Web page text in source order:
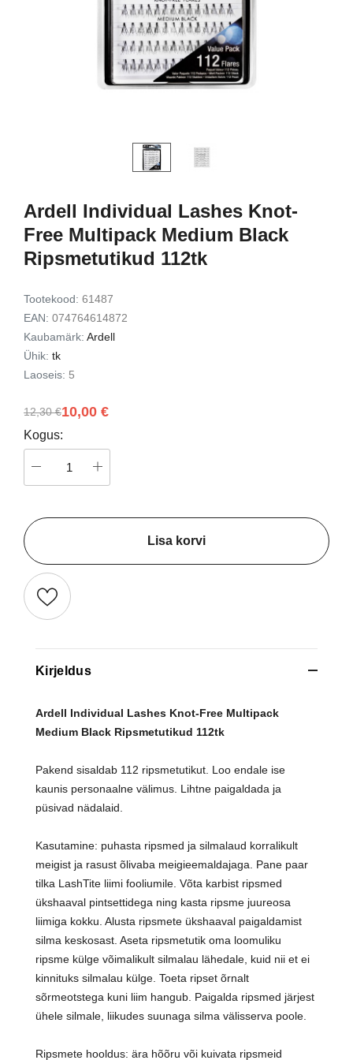
Ardell Individual Lashes Knot-
Free Multipack Medium Black
Ripsmetutikud 112tk
Tootekood: 61487
EAN: 074764614872
Kaubamärk: Ardell
Ühik: tk
Laoseis: 5
10,00 €
12,30 €
Kogus:
Lisa korvi
Kirjeldus
Ardell Individual Lashes Knot-Free Multipack
Medium Black Ripsmetutikud 112tk
Pakend sisaldab 112 ripsmetutikut. Loo endale ise
kaunis personaalne välimus. Lihtne paigaldada ja
püsivad nädalaid.
Kasutamine: puhasta ripsmed ja silmalaud korralikult
meigist ja rasust õlivaba meigieemaldajaga. Pane paar
tilka LashTite liimi fooliumile. Võta karbist ripsmed
ükshaaval pintsettidega ning kasta ripsme juureosa
liimiga kokku. Alusta ripsmete ükshaaval paigaldamist
silma keskosast. Aseta ripsmetutik oma loomuliku
ripsme külge võimalikult silmalau lähedale, kuid nii et ei
kinnituks silmalau külge. Toeta ripset õrnalt
sõrmeotstega kuni liim hangub. Paigalda ripsmed järjest
ühele silmale, liikudes suunaga silma välisserva poole.
Ripsmete hooldus: ära hõõru või kuivata ripsmeid
Exfoliating Set
9,49 € 7,72 €
Lisa korvi